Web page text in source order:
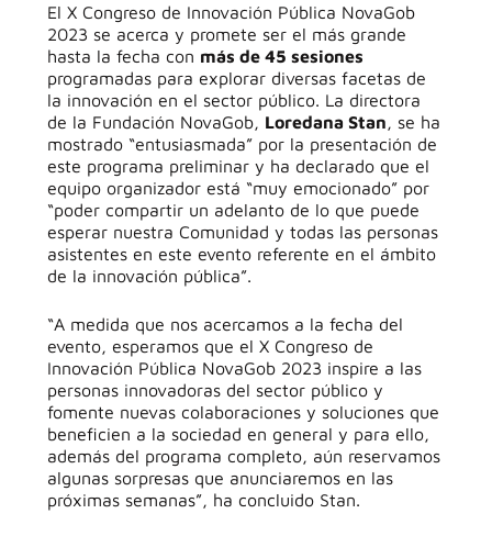
El X Congreso de Innovación Pública NovaGob
2023 se acerca y promete ser el más grande
hasta la fecha con más de 45 sesiones
programadas para explorar diversas facetas de
la innovación en el sector público. La directora
de la Fundación NovaGob, Loredana Stan, se ha
mostrado “entusiasmada” por la presentación de
este programa preliminar y ha declarado que el
equipo organizador está “muy emocionado” por
“poder compartir un adelanto de lo que puede
esperar nuestra Comunidad y todas las personas
asistentes en este evento referente en el ámbito
de la innovación pública”.
“A medida que nos acercamos a la fecha del
evento, esperamos que el X Congreso de
Innovación Pública NovaGob 2023 inspire a las
personas innovadoras del sector público y
fomente nuevas colaboraciones y soluciones que
beneficien a la sociedad en general y para ello,
además del programa completo, aún reservamos
algunas sorpresas que anunciaremos en las
próximas semanas”, ha concluido Stan.